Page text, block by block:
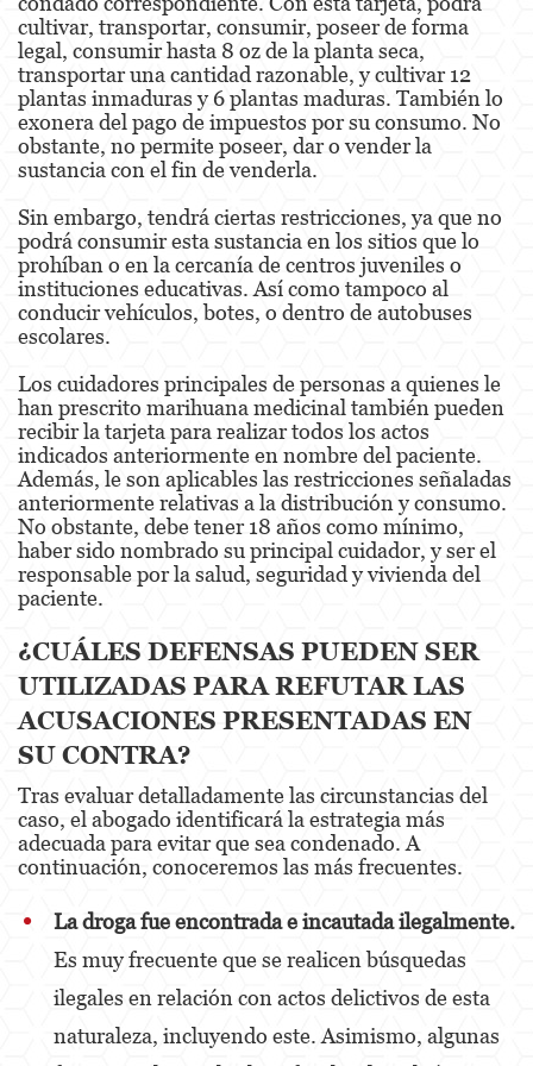
Robo
Robo de Caja Fuerte
Robo 459 PC
Robo en Tiendas
Delitos de Robo
Hurto Mayor
Delitos Sexuales
Agresión Sexual
Conducta Lasciva
Copulación Oral Forzada
Estupro
Merodear para prostituirse
Molestar a un Niño Menor de 18 años
Penetración Sexual Forzada
Pornografía Infantil
Prostitución y Solicitación
Violación
DUI
cultivar, transportar, consumir, poseer de forma
legal, consumir hasta 8 oz de la planta seca,
transportar una cantidad razonable, y cultivar 12
plantas inmaduras y 6 plantas maduras. También lo
exonera del pago de impuestos por su consumo. No
obstante, no permite poseer, dar o vender la
sustancia con el fin de venderla.
Sin embargo, tendrá ciertas restricciones, ya que no
podrá consumir esta sustancia en los sitios que lo
prohíban o en la cercanía de centros juveniles o
instituciones educativas. Así como tampoco al
conducir vehículos, botes, o dentro de autobuses
escolares.
Los cuidadores principales de personas a quienes le
han prescrito marihuana medicinal también pueden
recibir la tarjeta para realizar todos los actos
indicados anteriormente en nombre del paciente.
Además, le son aplicables las restricciones señaladas
anteriormente relativas a la distribución y consumo.
No obstante, debe tener 18 años como mínimo,
haber sido nombrado su principal cuidador, y ser el
responsable por la salud, seguridad y vivienda del
paciente.
¿CUÁLES DEFENSAS PUEDEN SER
UTILIZADAS PARA REFUTAR LAS
ACUSACIONES PRESENTADAS EN
SU CONTRA?
Tras evaluar detalladamente las circunstancias del
caso, el abogado identificará la estrategia más
adecuada para evitar que sea condenado. A
continuación, conoceremos las más frecuentes.
Ladroga fue encontrada e incautada ilegalmente.
Es muy frecuente que se realicen búsquedas
ilegales en relación con actos delictivos de esta
naturaleza, incluyendo este. Asimismo, algunas